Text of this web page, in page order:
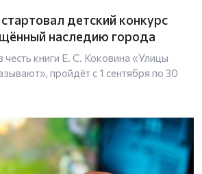
детский конкурс
наследию города
честь книги Е. С. Коковина «Улицы
пройдёт с 1 сентября по 30